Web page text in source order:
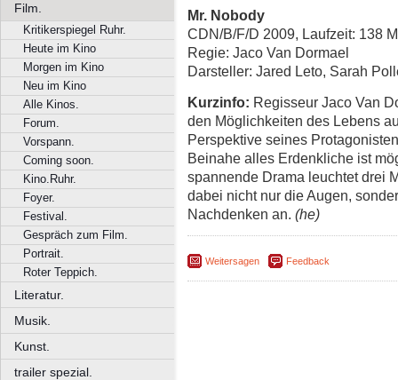
Film.
Kritikerspiegel Ruhr.
Heute im Kino
Morgen im Kino
Neu im Kino
Alle Kinos.
Forum.
Vorspann.
Coming soon.
Kino.Ruhr.
Foyer.
Festival.
Gespräch zum Film.
Portrait.
Roter Teppich.
Literatur.
Musik.
Kunst.
trailer spezial.
Mr. Nobody
CDN/B/F/D 2009, Laufzeit: 138
Regie: Jaco Van Dormael
Darsteller: Jared Leto, Sarah
Kurzinfo: Regisseur Jaco Van
den Möglichkeiten des Lebens
Perspektive seines
Beinahe alles Erdenkliche ist
spannende Drama leuchtet drei
dabei nicht nur die Augen,
Nachdenken an. (he)
Weitersagen Feedback